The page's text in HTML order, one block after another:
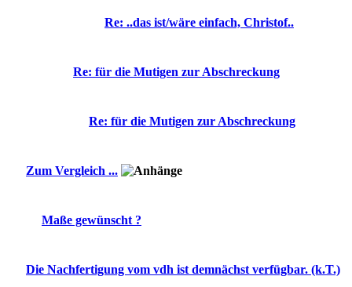
Re: ..das ist/wäre einfach, Christof..
Re: für die Mutigen zur Abschreckung
Re: für die Mutigen zur Abschreckung
Zum Vergleich ...
Maße gewünscht ?
Die Nachfertigung vom vdh ist demnächst verfügbar. (k.T.)